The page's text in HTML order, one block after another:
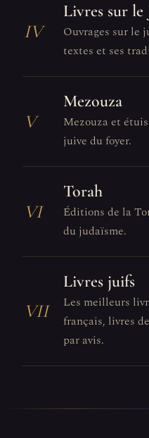
IV
Livres sur le
Ouvrages sur le
textes et ses
V
Mezouza
Mezouza et
juive du foyer.
VI
Torah
Éditions de la
du judaïsme.
VII
Livres juifs
Les meilleurs
français, livres
par avis.